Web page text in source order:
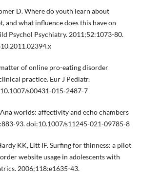
D. Where do youth learn about
and what influence does this have on
Psychol Psychiatry. 2011;52:1073-80.
of online pro-eating disorder
practice. Eur J Pediatr.
s00431-015-2487-7
worlds: affectivity and echo chambers
93. doi:10.1007/s11245-021-09785-8
KK, Litt IF. Surfing for thinness: a pilot
website usage in adolescents with
2006;118:e1635-43.